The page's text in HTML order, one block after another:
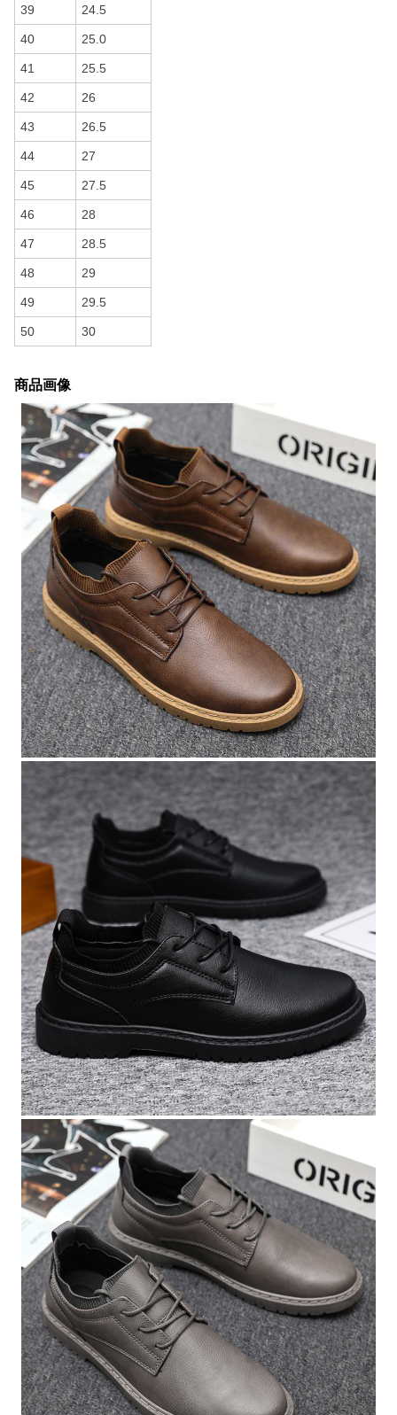
39 24.5
40 25.0
41 25.5
42 26
43 26.5
44 27
45 27.5
46 28
47 28.5
48 29
49 29.5
50 30
商品画像